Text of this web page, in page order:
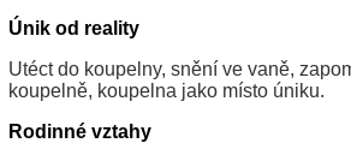
Únik od reality
Utéct do koupelny, snění ve vaně,
koupelně, koupelna jako místo úniku.
Rodinné vztahy